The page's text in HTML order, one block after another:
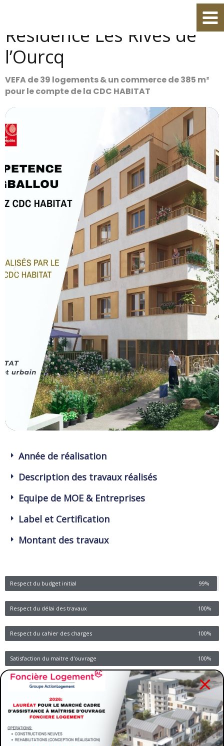
Résidence Les Rives de
l’Ourcq
VEFA de 39 logements & un commerce de 385 m²
pour le compte de la CDC HABITAT
Année de réalisation
Description des travaux réalisés
Equipe de MOE & Entreprises
Label et Certification
Montant des travaux
Respect du budget initial 99%
Respect du délai des travaux 100%
Respect du cahier des charges 100%
Satisfaction du maitre d'ouvrage 100%